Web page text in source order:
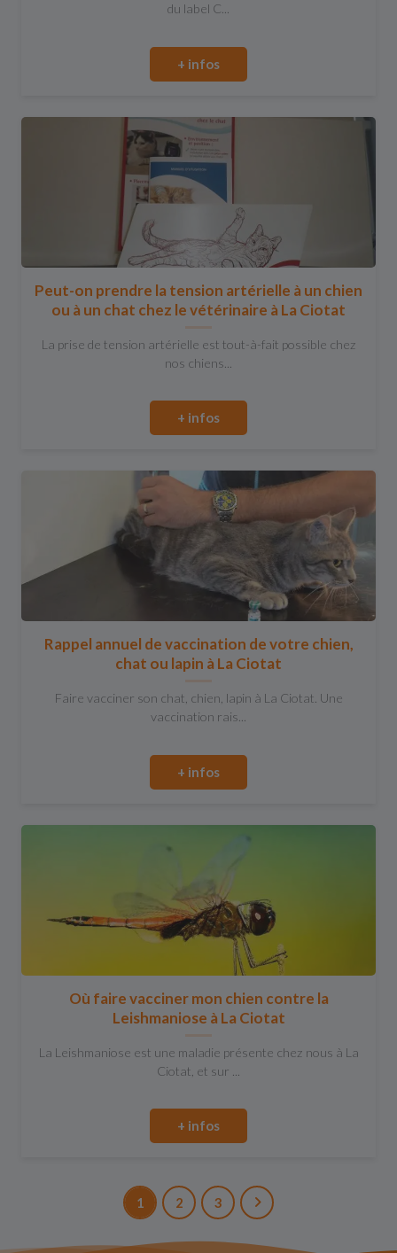
du label C...
+ infos
Peut-on prendre la tension artérielle à un chien
ou à un chat chez le vétérinaire à La Ciotat
La prise de tension artérielle est tout-à-fait possible chez
nos chiens...
+ infos
Rappel annuel de vaccination de votre chien,
chat ou lapin à La Ciotat
Faire vacciner son chat, chien, lapin à La Ciotat. Une
vaccination rais...
+ infos
Où faire vacciner mon chien contre la
Leishmaniose à La Ciotat
La Leishmaniose est une maladie présente chez nous à La
Ciotat, et sur ...
+ infos
1 2 3